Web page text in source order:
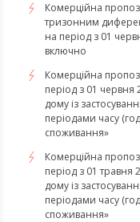
Комерційна
тризонним
на період з 01
включно
​​​​​​​Комерційна
період з 01
дому із
періодами часу
споживання»
​​​​​​​Комерційна
період з 01
дому із
періодами часу
споживання»